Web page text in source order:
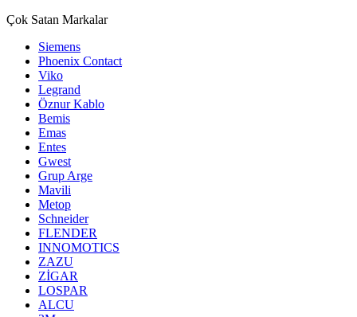
Çok Satan Markalar
Siemens
Phoenix Contact
Viko
Legrand
Öznur Kablo
Bemis
Emas
Entes
Gwest
Grup Arge
Mavili
Metop
Schneider
FLENDER
INNOMOTICS
ZAZU
ZİGAR
LOSPAR
ALCU